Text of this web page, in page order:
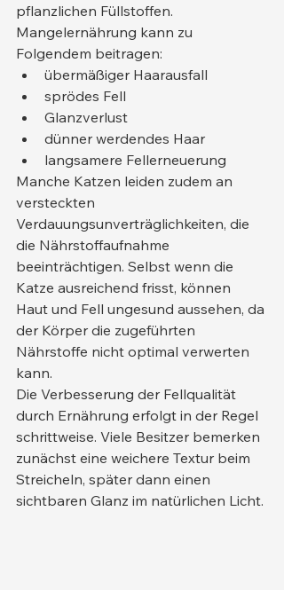
pflanzlichen Füllstoffen.
Mangelernährung kann zu
Folgendem beitragen:
übermäßiger Haarausfall
sprödes Fell
Glanzverlust
dünner werdendes Haar
langsamere Fellerneuerung
Manche Katzen leiden zudem an
versteckten
Verdauungsunverträglichkeiten, die
die Nährstoffaufnahme
beeinträchtigen. Selbst wenn die
Katze ausreichend frisst, können
Haut und Fell ungesund aussehen, da
der Körper die zugeführten
Nährstoffe nicht optimal verwerten
kann.
Die Verbesserung der Fellqualität
durch Ernährung erfolgt in der Regel
schrittweise. Viele Besitzer bemerken
zunächst eine weichere Textur beim
Streicheln, später dann einen
sichtbaren Glanz im natürlichen Licht.